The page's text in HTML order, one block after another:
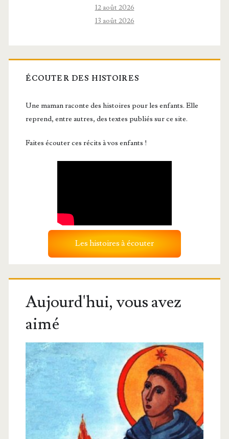
12 août 2026
13 août 2026
ÉCOUTER DES HISTOIRES
Une maman raconte des histoires pour les enfants. Elle
reprend, entre autres, des textes publiés sur ce site.
Faites écouter ces récits à vos enfants !
Les histoires à écouter
Aujourd'hui, vous avez
aimé